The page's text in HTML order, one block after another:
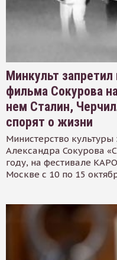
Минкульт
фильма Сокурова
нем Сталин,
спорят о жизни
Министерство
Александра Сокурова
году, на фестивале
Москве с 10 по 15